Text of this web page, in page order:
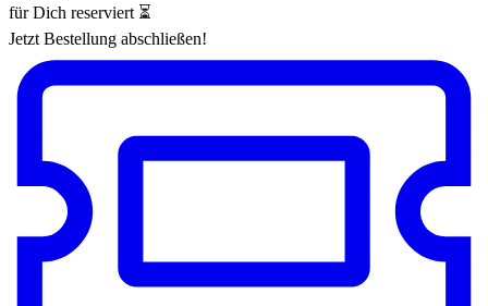
für Dich reserviert ⏳
Jetzt Bestellung abschließen!